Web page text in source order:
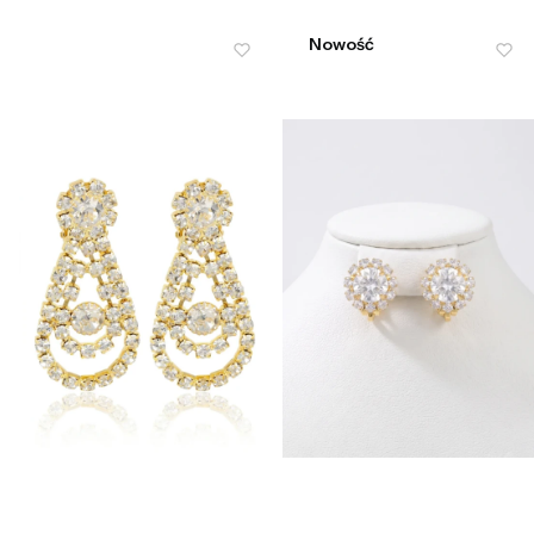
Nowość